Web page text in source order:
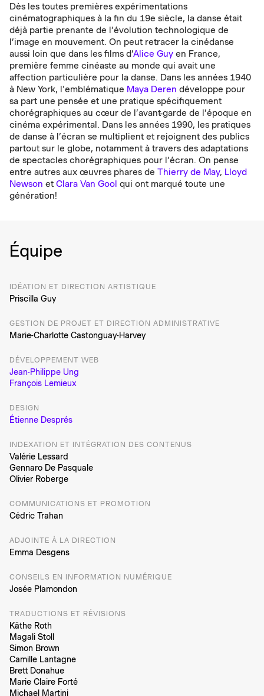
Dès les toutes premières expérimentations
cinématographiques à la fin du 19e siècle, la danse était
déjà partie prenante de l’évolution technologique de
l’image en mouvement. On peut retracer la cinédanse
aussi loin que dans les films d’Alice Guy en France,
première femme cinéaste au monde qui avait une
affection particulière pour la danse. Dans les années 1940
à New York, l'emblématique Maya Deren développe pour
sa part une pensée et une pratique spécifiquement
chorégraphiques au cœur de l’avant-garde de l’époque en
cinéma expérimental. Dans les années 1990, les pratiques
de danse à l’écran se multiplient et rejoignent des publics
partout sur le globe, notamment à travers des adaptations
de spectacles chorégraphiques pour l’écran. On pense
entre autres aux œuvres phares de Thierry de May, Lloyd
Newson et Clara Van Gool qui ont marqué toute une
génération!
Équipe
IDÉATION ET DIRECTION ARTISTIQUE
Priscilla Guy
GESTION DE PROJET ET DIRECTION ADMINISTRATIVE
Marie-Charlotte Castonguay-Harvey
DÉVELOPPEMENT WEB
Jean-Philippe Ung
François Lemieux
DESIGN
Étienne Després
INDEXATION ET INTÉGRATION DES CONTENUS
Valérie Lessard
Gennaro De Pasquale
Olivier Roberge
COMMUNICATIONS ET PROMOTION
Cédric Trahan
ADJOINTE À LA DIRECTION
Emma Desgens
CONSEILS EN INFORMATION NUMÉRIQUE
Josée Plamondon
TRADUCTIONS ET RÉVISIONS
Käthe Roth
Magali Stoll
Simon Brown
Camille Lantagne
Brett Donahue
Marie Claire Forté
Michael Martini